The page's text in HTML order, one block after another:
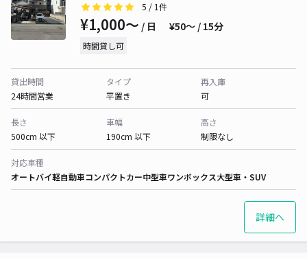
5 / 1件
¥1,000〜 / 日 ¥50〜 / 15分
時間貸し可
貸出時間
24時間営業
タイプ
平置き
再入庫
可
長さ
500cm 以下
車幅
190cm 以下
高さ
制限なし
対応車種
オートバイ軽自動車コンパクトカー中型車ワンボックス大型車・SUV
詳細へ